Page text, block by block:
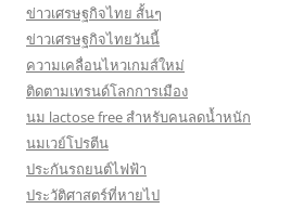
ข่าวเศรษฐกิจไทย สั้นๆ
ข่าวเศรษฐกิจไทยวันนี้
ความเคลื่อนไหวเกมส์ใหม่
ติดตามเทรนด์โลกการเมือง
นม lactose free สำหรับคนลดน้ำหนัก
นมเวย์โปรตีน
ประกันรถยนต์ไฟฟ้า
ประวัติศาสตร์ที่หายไป